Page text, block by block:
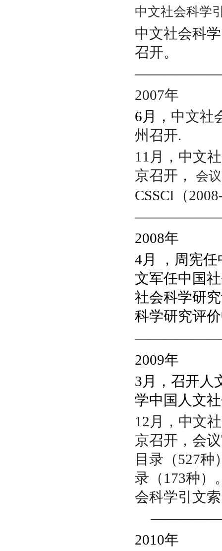
中文社会科学
中文社会科
召开。
2007年
6月， 中文社
州召开.
11月，中文
京召开，
会
CSSCI（
2008年
4月
，周宪
文军任中国
社会科学研
科学研究评
2009年
3月，召开人
学中国人文
12月， 中文
京召开，会
目录（527种
录（173种）
会科学引文
2010年